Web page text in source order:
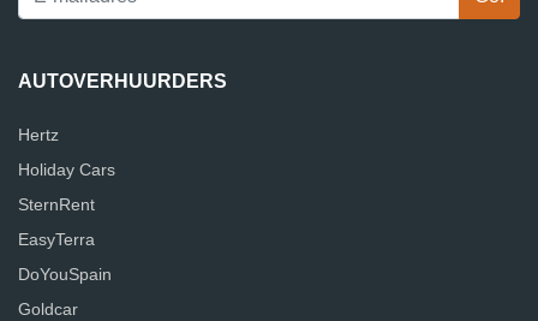
AUTOVERHUURDERS
Hertz
Holiday Cars
SternRent
EasyTerra
DoYouSpain
Goldcar